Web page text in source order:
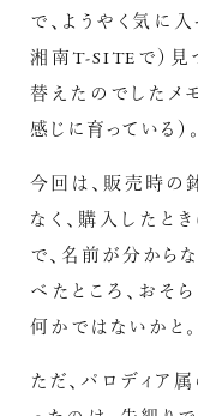
で、ようやく気に
湘南T-SITEで）見
替えたのでしたメ
感じに育っている）。
今回は、販売時の
なく、購入したと
で、名前が分から
べたところ、おそ
何かではないかと。
ただ、パロディア